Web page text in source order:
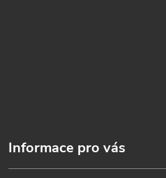
Informace pro vás